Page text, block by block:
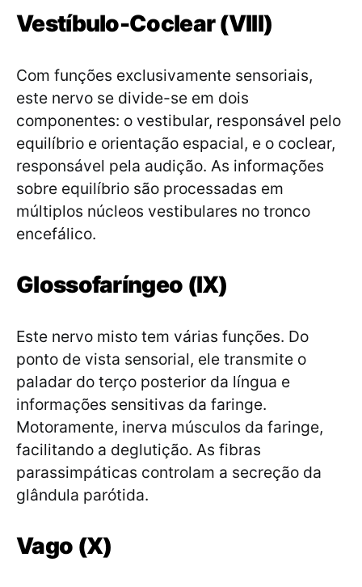
Vestíbulo-Coclear (VIII)
Com funções exclusivamente sensoriais,
este nervo se divide-se em dois
componentes: o vestibular, responsável pelo
equilíbrio e orientação espacial, e o coclear,
responsável pela audição. As informações
sobre equilíbrio são processadas em
múltiplos núcleos vestibulares no tronco
encefálico.
Glossofaríngeo (IX)
Este nervo misto tem várias funções. Do
ponto de vista sensorial, ele transmite o
paladar do terço posterior da língua e
informações sensitivas da faringe.
Motoramente, inerva músculos da faringe,
facilitando a deglutição. As fibras
parassimpáticas controlam a secreção da
glândula parótida.
Vago (X)